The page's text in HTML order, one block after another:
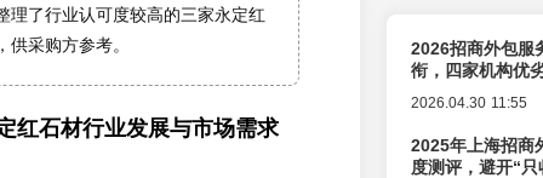
理了行业认可度较高的三家永定红
采购方参考。
红石材行业发展与市场需求
2026招商外包服
衔，四家机构优
2026.04.30 11:55
2025年上海招商
度测评，避开“